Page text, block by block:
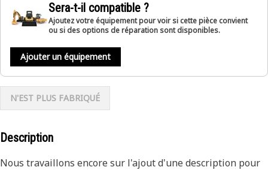
Sera-t-il compatible ?
Ajoutez votre équipement pour voir si cette pièce convient
ou si des options de réparation sont disponibles.
Ajouter un équipement
N'EST PLUS FABRIQUÉ
Description
Nous travaillons encore sur l'ajout d'une description pour